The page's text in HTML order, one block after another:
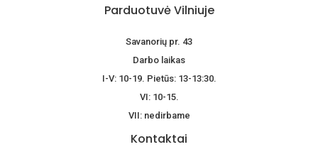
Parduotuvė Vilniuje
Savanorių pr. 43
Darbo laikas
I-V: 10-19. Pietūs: 13-13:30.
VI: 10-15.
VII: nedirbame
Kontaktai